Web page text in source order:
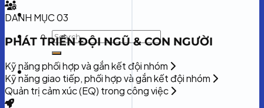
DANH MỤC 03
PHÁT TRIỂN ĐỘI NGŨ & CON NGƯỜI
Kỹ năng phối hợp và gắn kết đội nhóm
Kỹ năng giao tiếp, phối hợp và gắn kết đội nhóm
Quản trị cảm xúc (EQ) trong công việc